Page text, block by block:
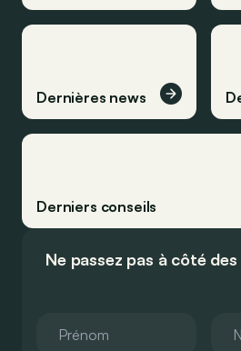
Dernières news
Derniers conseils
Ne passez pas à côté